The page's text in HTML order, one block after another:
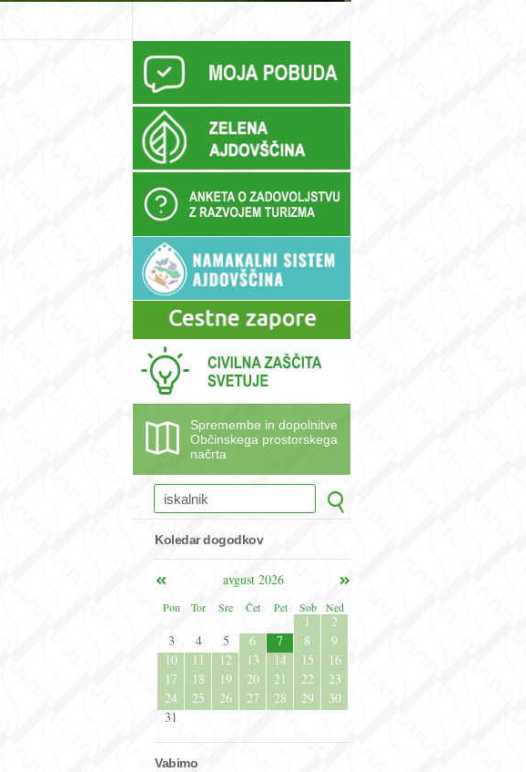
Spremembe in dopolnitve
Občinskega prostorskega
načrta
Koledar dogodkov
avgust 2026
Pon
Tor Sre Čet Pet Sob Ned
1
2
3
4 5 6 7 8
9
10
11 12 13 14 15
16
17
18 19 20 21 22
23
24
25 26 27 28 29
30
31
Vabimo